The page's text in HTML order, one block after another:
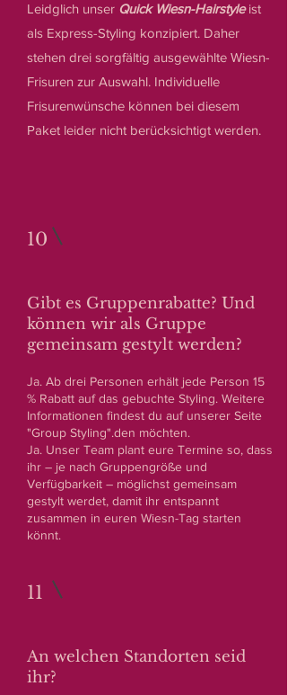
Leidglich unser Quick Wiesn-Hairstyleist
als Express-Styling konzipiert. Daher
stehen drei sorgfältig ausgewählte Wiesn-
Frisuren zur Auswahl. Individuelle
Frisurenwünsche können bei diesem
Paket leider nicht berücksichtigt werden.
10
Gibt es Gruppenrabatte? Und
können wir als Gruppe
gemeinsam gestylt werden?
Ja. Ab drei Personen erhält jede Person 15
% Rabatt auf das gebuchte Styling. Weitere
Informationen findest du auf unserer Seite
"Group Styling".den möchten.
Ja. Unser Team plant eure Termine so, dass
ihr – je nach Gruppengröße und
Verfügbarkeit – möglichst gemeinsam
gestylt werdet, damit ihr entspannt
zusammen in euren Wiesn-Tag starten
könnt.
11
An welchen Standorten seid
ihr?